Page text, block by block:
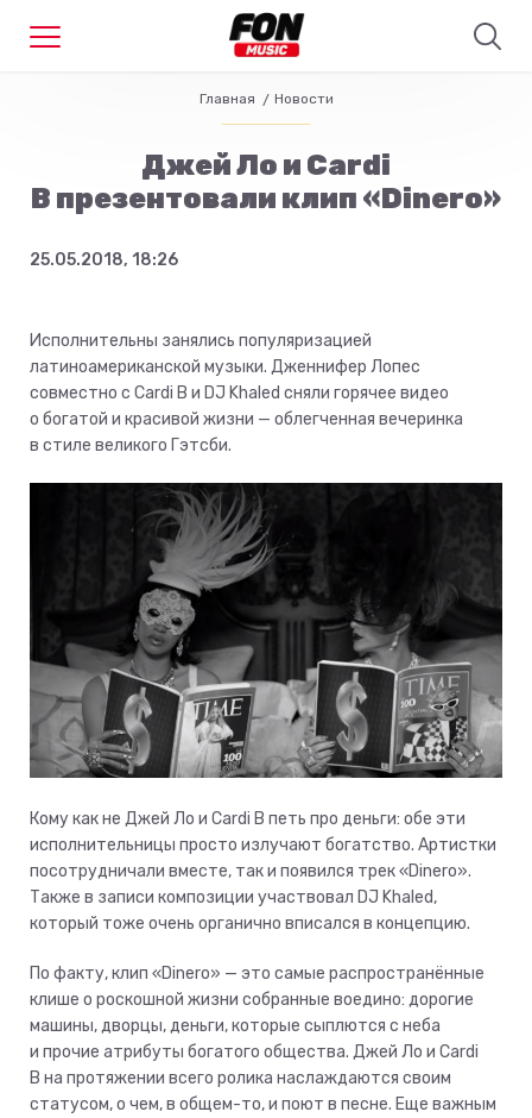
Главная Новости
Джей Ло и Cardi
B презентовали клип «Dinero»
25.05.2018, 18:26
Исполнительны занялись популяризацией
латиноамериканской музыки. Дженнифер Лопес
совместно с Cardi B и DJ Khaled сняли горячее видео
о богатой и красивой жизни — облегченная вечеринка
в стиле великого Гэтсби.
Кому как не Джей Ло и Cardi B петь про деньги: обе эти
исполнительницы просто излучают богатство. Артистки
посотрудничали вместе, так и появился трек «Dinero».
Также в записи композиции участвовал DJ Khaled,
который тоже очень органично вписался в концепцию.
По факту, клип «Dinero» — это самые распространённые
клише о роскошной жизни собранные воедино: дорогие
машины, дворцы, деньги, которые сыплются с неба
и прочие атрибуты богатого общества. Джей Ло и Cardi
B на протяжении всего ролика наслаждаются своим
статусом, о чем, в общем-то, и поют в песне. Еще важным